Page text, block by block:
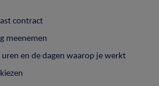
contract
meenemen
uren en de dagen waarop je werkt